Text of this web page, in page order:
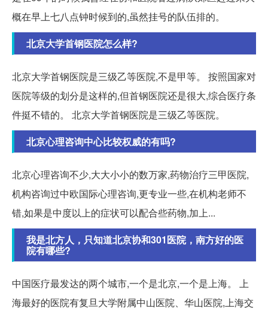
概在早上七八点钟时候到的,虽然挂号的队伍排的。
北京大学首钢医院怎么样?
北京大学首钢医院是三级乙等医院,不是甲等。 按照国家对
医院等级的划分是这样的,但首钢医院还是很大,综合医疗条
件挺不错的。 北京大学首钢医院是三级乙等医院。
北京心理咨询中心比较权威的有吗?
北京心理咨询不少,大大小小的数万家,药物治疗三甲医院,
机构咨询过中欧国际心理咨询,更专业一些,在机构老师不
错,如果是中度以上的症状可以配合些药物,加上...
我是北方人，只知道北京协和301医院，南方好的医
院有哪些?
中国医疗最发达的两个城市,一个是北京,一个是上海。 上
海最好的医院有复旦大学附属中山医院、华山医院,上海交